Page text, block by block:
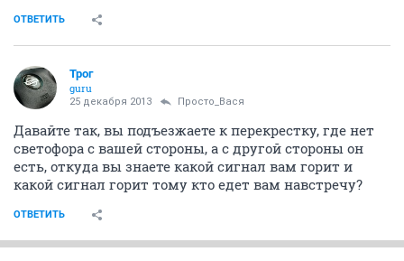
ОТВЕТИТЬ
Трог
guru
25 декабря 2013 Просто_Вася
Давайте так, вы подъезжаете к перекрестку, где нет
светофора с вашей стороны, а с другой стороны он
есть, откуда вы знаете какой сигнал вам горит и
какой сигнал горит тому кто едет вам навстречу?
ОТВЕТИТЬ